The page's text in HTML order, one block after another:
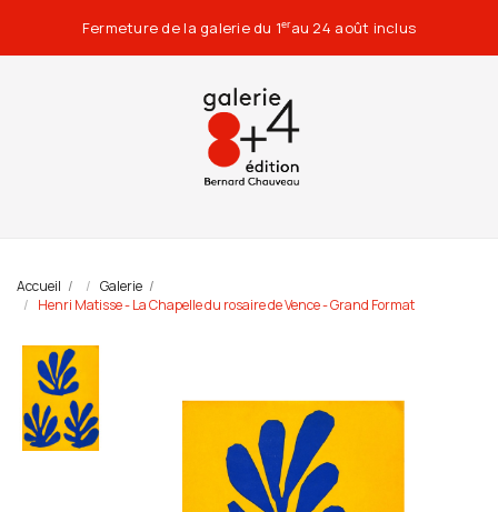
Fermeture de la galerie du 1erau 24 août inclus
Accueil
Galerie
Henri Matisse - La Chapelle du rosaire de Vence - Grand Format